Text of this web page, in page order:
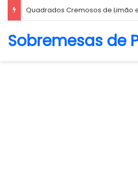
Biscoito Amanteigado
Sobremesas de